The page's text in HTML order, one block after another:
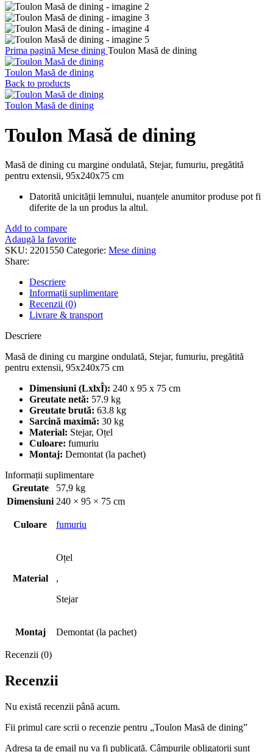
Prima pagină Mese dining Toulon Masă de dining
Toulon Masă de dining
Back to products
Toulon Masă de dining
Toulon Masă de dining
Masă de dining cu margine ondulată, Stejar, fumuriu, pregătită
pentru extensii, 95x240x75 cm
Datorită unicității lemnului, nuanțele anumitor produse pot fi
diferite de la un produs la altul.
Add to compare
Adaugă la favorite
SKU: 2201550 Categorie: Mese dining
Share:
Descriere
Informații suplimentare
Recenzii (0)
Livrare & transport
Descriere
Masă de dining cu margine ondulată, Stejar, fumuriu, pregătită
pentru extensii, 95x240x75 cm
Dimensiuni (LxlxÎ): 240 x 95 x 75 cm
Greutate netă: 57.9 kg
Greutate brută: 63.8 kg
Sarcină maximă: 30 kg
Material: Stejar, Oțel
Culoare: fumuriu
Montaj: Demontat (la pachet)
Informații suplimentare
Greutate
57,9 kg
Dimensiuni 240 × 95 × 75 cm
Culoare fumuriu
Material
Oțel
,
Stejar
Montaj Demontat (la pachet)
Recenzii (0)
Recenzii
Nu există recenzii până acum.
Fii primul care scrii o recenzie pentru „Toulon Masă de dining”
Adresa ta de email nu va fi publicată. Câmpurile obligatorii sunt